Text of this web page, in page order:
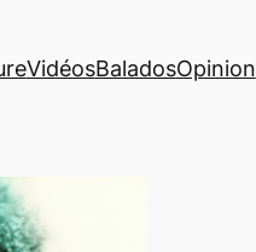
VidéosBaladosOpinion